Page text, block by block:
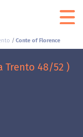
Conte of Florence
Trento 48/52 )